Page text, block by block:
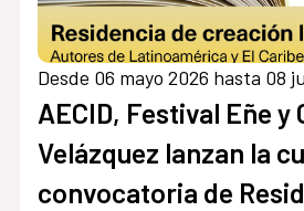
Desde 06 mayo 2026 hasta 08
AECID, Festival Eñe y
Velázquez lanzan la
convocatoria de